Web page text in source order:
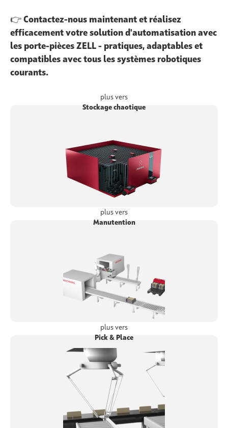
👉 Contactez-nous maintenant et réalisez
efficacement votre solution d'automatisation avec
les porte-pièces ZELL - pratiques, adaptables et
compatibles avec tous les systèmes robotiques
courants.
plus vers
Stockage chaotique
plus vers
Manutention
plus vers
Pick & Place